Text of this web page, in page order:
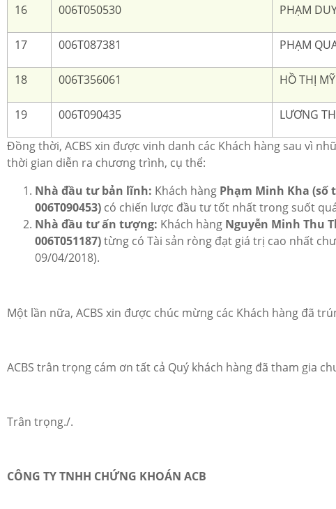
16 006T050530 PHẠM
17 006T087381 PHẠM
18 006T356061 HỒ THỊ
19 006T090435 LƯƠNG
Đồng thời, ACBS xin được vinh danh các Khách hàng sau vì
thời gian diễn ra chương trình, cụ thể:
Nhà đầu tư bản lĩnh: Khách hàng Phạm Minh Kha
006T090453)có chiến lược đầu tư tốt nhất trong suốt
Nhà đầu tư ấn tượng: Khách hàng Nguyễn Minh Thu
006T051187)từng có Tài sản ròng đạt giá trị cao nhất
09/04/2018).
Một lần nữa, ACBS xin được chúc mừng các Khách hàng đã
ACBS trân trọng cám ơn tất cả Quý khách hàng đã tham gia
Trân trọng./.
CÔNG TY TNHH CHỨNG KHOÁN ACB